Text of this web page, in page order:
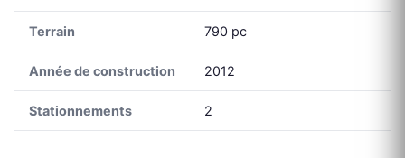
Terrain 790 pc
Année de construction 2012
Stationnements 2